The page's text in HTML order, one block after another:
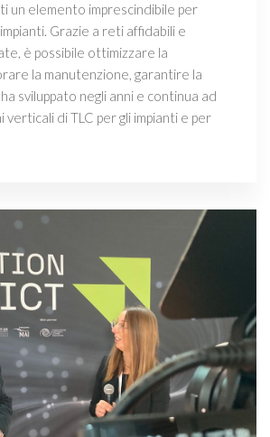
un elemento imprescindibile per
Grazie a reti affidabili e
è possibile ottimizzare la
la manutenzione, garantire la
sviluppato negli anni e continua ad
di TLC per gli impianti e per